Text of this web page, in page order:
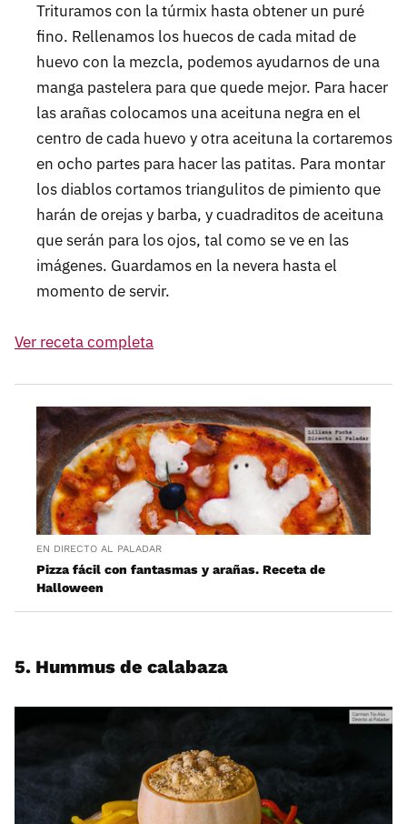
Trituramos con la túrmix hasta obtener un puré
fino. Rellenamos los huecos de cada mitad de
huevo con la mezcla, podemos ayudarnos de una
manga pastelera para que quede mejor. Para hacer
las arañas colocamos una aceituna negra en el
centro de cada huevo y otra aceituna la cortaremos
en ocho partes para hacer las patitas. Para montar
los diablos cortamos triangulitos de pimiento que
harán de orejas y barba, y cuadraditos de aceituna
que serán para los ojos, tal como se ve en las
imágenes. Guardamos en la nevera hasta el
momento de servir.
Ver receta completa
EN DIRECTO AL PALADAR
Pizza fácil con fantasmas y arañas. Receta de
Halloween
5. Hummus de calabaza